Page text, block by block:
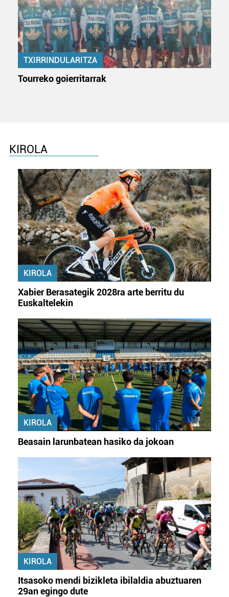
TXIRRINDULARITZA
Tourreko goierritarrak
KIROLA
KIROLA
Xabier Berasategik 2028ra arte berritu du
Euskaltelekin
KIROLA
Beasain larunbatean hasiko da jokoan
KIROLA
Itsasoko mendi bizikleta ibilaldia abuztuaren
29an egingo dute